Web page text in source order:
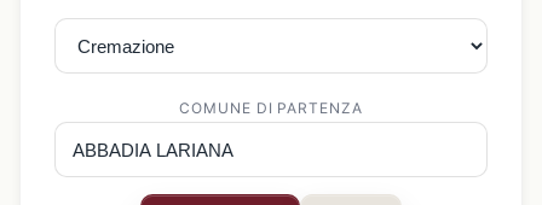
COMUNE DI PARTENZA